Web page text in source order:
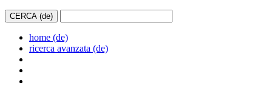
home (de)
ricerca avanzata (de)